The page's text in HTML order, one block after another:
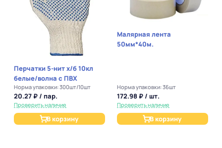
Перчатки 5-нит х/б 10кл
белые/волна с ПВХ
Норма упаковки: 300шт/10шт
20.27 ₽ / пар.
Проверить наличие
В корзину
Малярная лента
50мм*40м.
Норма упаковки: 36шт
172.98 ₽ / шт.
Проверить наличие
В корзину